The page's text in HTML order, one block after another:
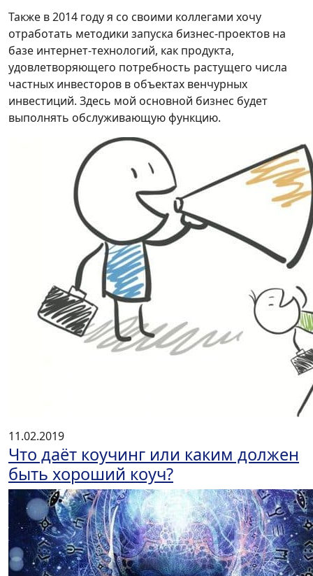
Также в 2014 году я со своими коллегами хочу
отработать методики запуска бизнес-проектов на
базе интернет-технологий, как продукта,
удовлетворяющего потребность растущего числа
частных инвесторов в объектах венчурных
инвестиций. Здесь мой основной бизнес будет
выполнять обслуживающую функцию.
11.02.2019
Что даёт коучинг или каким должен
быть хороший коуч?